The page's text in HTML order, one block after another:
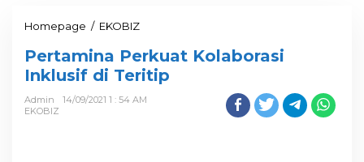
Homepage / EKOBIZ
Pertamina Perkuat Kolaborasi
Inklusif di Teritip
Admin
14/09/2021 1 : 54 AM
EKOBIZ